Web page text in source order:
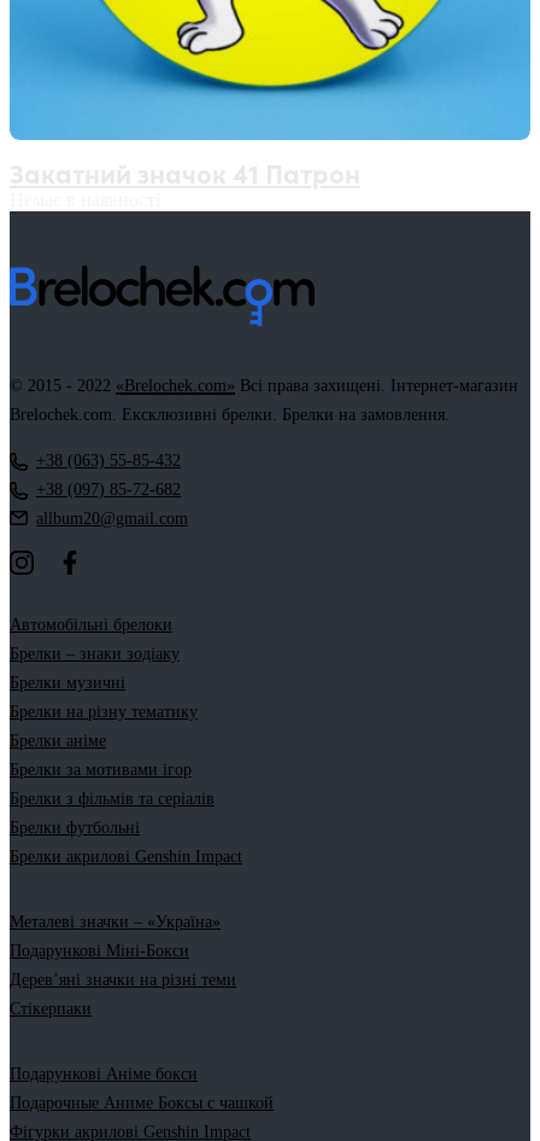
© 2015 - 2022 «Brelochek.com» Всі права захищені. Інтернет-магазин
Brelochek.com. Ексклюзивні брелки. Брелки на замовлення.
+38 (063) 55-85-432
+38 (097) 85-72-682
allbum20@gmail.com
Автомобільні брелоки
Брелки – знаки зодіаку
Брелки музичні
Брелки на різну тематику
Брелки аніме
Брелки за мотивами ігор
Брелки з фільмів та серіалів
Брелки футбольні
Брелки акрилові Genshin Impact
Металеві значки – «Україна»
Подарункові Міні-Бокси
Дерев’яні значки на різні теми
Стікерпаки
Подарункові Аніме бокси
Подарочные Аниме Боксы с чашкой
Фігурки акрилові Genshin Impact